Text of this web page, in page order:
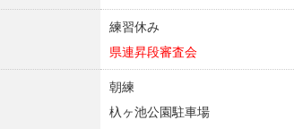
練習休み
県連昇段審査会
朝練
杁ヶ池公園駐車場